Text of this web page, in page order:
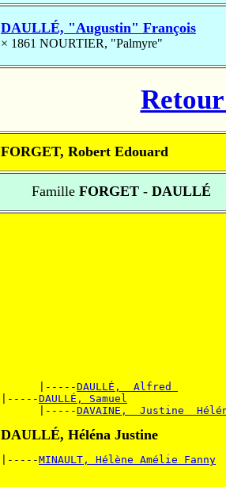
DAULLÉ, "Augustin" François
× 1861 NOURTIER, "Palmyre"
FORGET, Robert Edouard
FamilleFORGET - DAULLÉ
      |-----
DAULLÉ,  Alfred
|-----DAULLÉ, Samuel
      |-----
DAVAINE,  Justine
DAULLÉ, Héléna Justine
|-----MINAULT, Hélène Amélie Fanny